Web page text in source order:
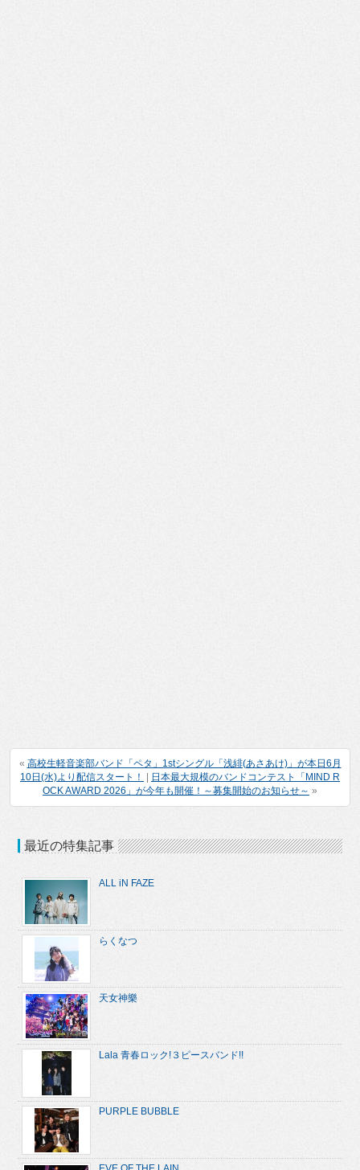
« 高校生軽音楽部バンド「ペタ」1stシングル「浅緋(あさあけ)」が本日6月
10日(水)より配信スタート！
日本最大規模のバンドコンテスト「MIND R
OCK AWARD 2026」が今年も開催！～募集開始のお知らせ～ »
最近の特集記事
ALL iN FAZE
らくなつ
天女神樂
Lala 青春ロック!３ピースバンド!!
PURPLE BUBBLE